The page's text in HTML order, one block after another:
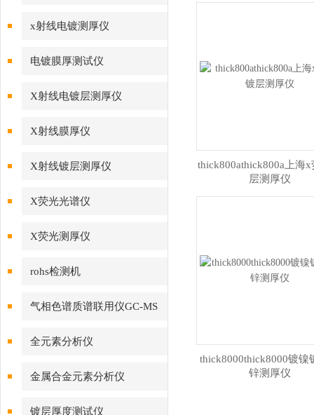
x射线电镀测厚仪
电镀膜厚测试仪
X射线电镀层测厚仪
X射线膜厚仪
X射线镀层测厚仪
X荧光光谱仪
X荧光测厚仪
rohs检测机
气相色谱质谱联用仪GC-MS
全元素分析仪
金属合金元素分析仪
镀层厚度测试仪
thick800athick800a上海x
层测厚仪
thick8000thick8000镀镍
锌测厚仪